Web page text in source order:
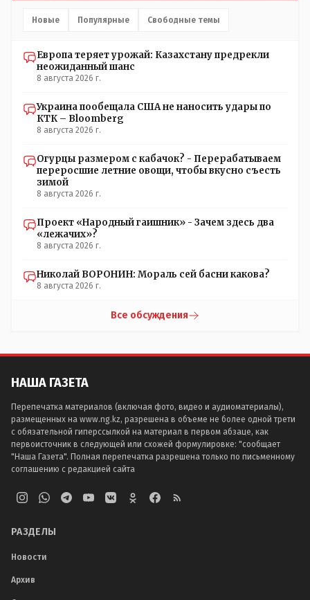
Новые Популярные Свободные темы
Европа теряет урожай: Казахстану предрекли
неожиданный шанс
8 августа 2026 г.
Украина пообещала США не наносить удары по
КТК – Bloomberg
8 августа 2026 г.
Огурцы размером с кабачок? - Перерабатываем
переросшие летние овощи, чтобы вкусно съесть
зимой
8 августа 2026 г.
Проект «Народный гаишник» - Зачем здесь два
«лежачих»?
8 августа 2026 г.
Николай ВОРОНИН: Мораль сей басни какова?
8 августа 2026 г.
Все обсуждения
НАША ГАЗЕТА
Перепечатка материалов (включая фото, видео и аудиоматериалы),
размещенных на www.ng.kz, разрешена в объеме не более одной трети
с обязательной гиперссылкой на материал в первом абзаце, как
первоисточник в следующей или схожей формулировке: "сообщает
"Наша Газета". Полная перепечатка разрешена только по письменному
соглашению с редакцией сайта
РАЗДЕЛЫ
Новости
Архив